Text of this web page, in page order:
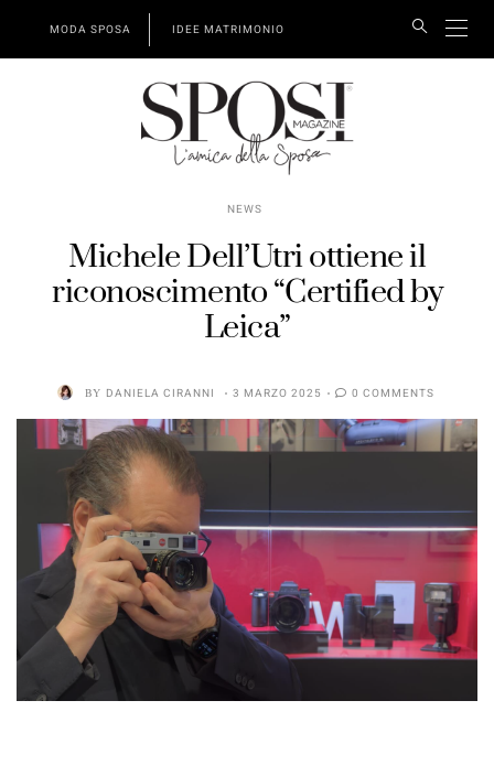
MODA SPOSA IDEE MATRIMONIO
NEWS
Michele Dell’Utri ottiene il
riconoscimento “Certified by
Leica”
BY DANIELA CIRANNI 3 MARZO 2025 0 COMMENTS